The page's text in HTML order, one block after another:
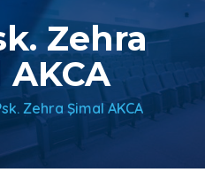
Zehra
Zehra Şimal AKCA